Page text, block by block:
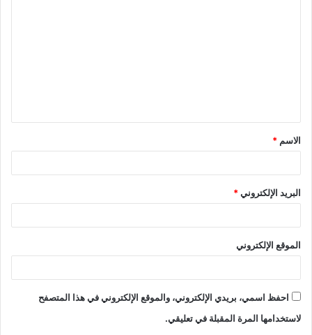
الاسم *
البريد الإلكتروني*
الموقع الإلكتروني
احفظ اسمي، بريدي الإلكتروني، والموقع الإلكتروني في هذا المتصفح
لاستخدامها المرة المقبلة في تعليقي.